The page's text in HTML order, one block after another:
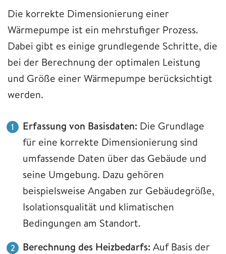
Die korrekte Dimensionierung einer
Wärmepumpe ist ein mehrstufiger Prozess.
Dabei gibt es einige grundlegende Schritte, die
bei der Berechnung der optimalen Leistung
und Größe einer Wärmepumpe berücksichtigt
werden.
Erfassung von Basisdaten: Die Grundlage
für eine korrekte Dimensionierung sind
umfassende Daten über das Gebäude und
seine Umgebung. Dazu gehören
beispielsweise Angaben zur Gebäudegröße,
Isolationsqualität und klimatischen
Bedingungen am Standort.
Berechnung des Heizbedarfs: Auf Basis der